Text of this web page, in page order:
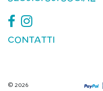
CONTATTI
© 2026